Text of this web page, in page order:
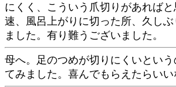
にくく、こういう爪切りがあれば
速、風呂上がりに切った所、久し
ました。有り難うございました。
母へ。足のつめが切りにくいとい
てみました。喜んでもらえたらいい